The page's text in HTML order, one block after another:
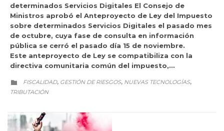
determinados Servicios Digitales El Consejo de
Ministros aprobó el Anteproyecto de Ley del Impuesto
sobre determinados Servicios Digitales el pasado mes
de octubre, cuya fase de consulta en información
pública se cerró el pasado día 15 de noviembre.
Este anteproyecto de Ley se compatibiliza con la
directiva comunitaria común del impuesto,…
 CATEGORY
FISCALIDAD, GESTIÓN DE RIESGOS, NUEVAS TECNOLOGÍAS,
TRIBUTACIÓN